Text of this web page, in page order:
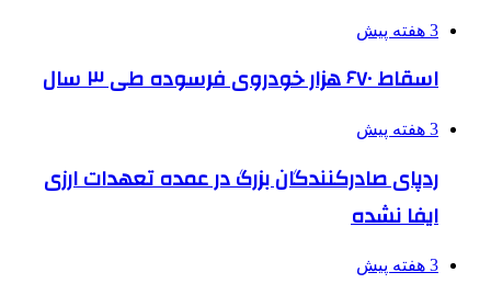
3 هفته پیش
اسقاط ۶۷۰ هزار خودروی فرسوده طی ۳ سال
3 هفته پیش
ردپای صادرکنندگان بزرگ در عمده تعهدات ارزی
ایفا نشده
3 هفته پیش